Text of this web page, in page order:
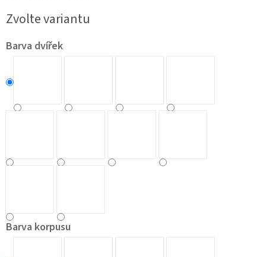
cena:
Zvolte variantu
Barva dvířek
Barva korpusu